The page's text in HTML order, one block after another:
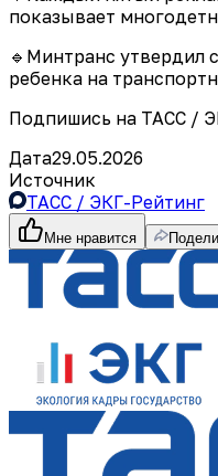
показывает
🔹Минтранс утвердил
ребенка на
Подпишись на ТАСС /
Дата29.05.2026
Источник
ТАСС / ЭКГ-Рейтинг
Мне нравится